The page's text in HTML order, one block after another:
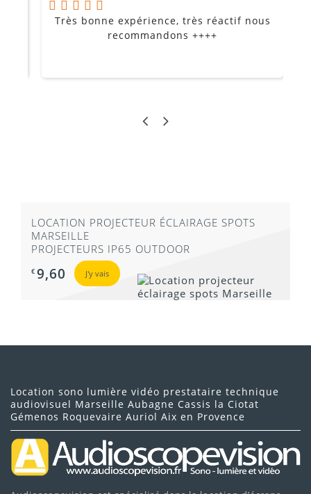
Très bonne expérience, très réactif nous
recommandons ++++
LOCATION PROJECTEUR ÉCLAIRAGE SPOTS
MARSEILLE
PROJECTEURS IP65 OUTDOOR
€ 9,60 J'y vais
Location sono lumière vidéo prestataire technique
audiovisuel Marseille Aubagne Cassis la Ciotat
Gémenos Roquevaire Auriol Aix en Provence